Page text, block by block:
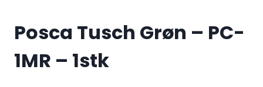
Posca Tusch Grøn – PC-
1MR – 1stk